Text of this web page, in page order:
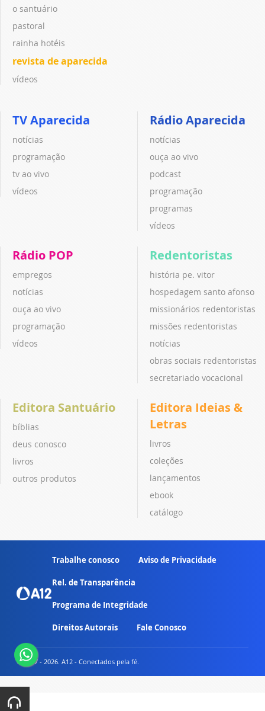
o santuário
pastoral
rainha hotéis
revista de aparecida
vídeos
TV Aparecida
notícias
programação
tv ao vivo
vídeos
Rádio Aparecida
notícias
ouça ao vivo
podcast
programação
programas
vídeos
Rádio POP
empregos
notícias
ouça ao vivo
programação
vídeos
Redentoristas
história pe. vitor
hospedagem santo afonso
missionários redentoristas
missões redentoristas
notícias
obras sociais redentoristas
secretariado vocacional
Editora Santuário
bíblias
deus conosco
livros
outros produtos
Editora Ideias &
Letras
livros
coleções
lançamentos
ebook
catálogo
Trabalhe conosco Aviso de Privacidade
Rel. de Transparência
Programa de Integridade
Direitos Autorais Fale Conosco
© 2007 - 2026. A12 - Conectados pela fé.